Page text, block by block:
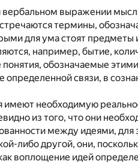
вербальном выражении
термины,
для ума стоят
например, бытие,
обозначаемые
определенной связи, в
имеют необходимую
из того, что они
между идеями,
либо другой, они,
воплощение идей